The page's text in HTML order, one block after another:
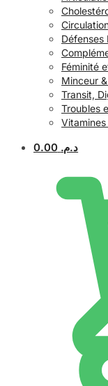
Défenses
Féminité
Minceur
Transit,
Troubles
Vitamines
د.م. 0.00